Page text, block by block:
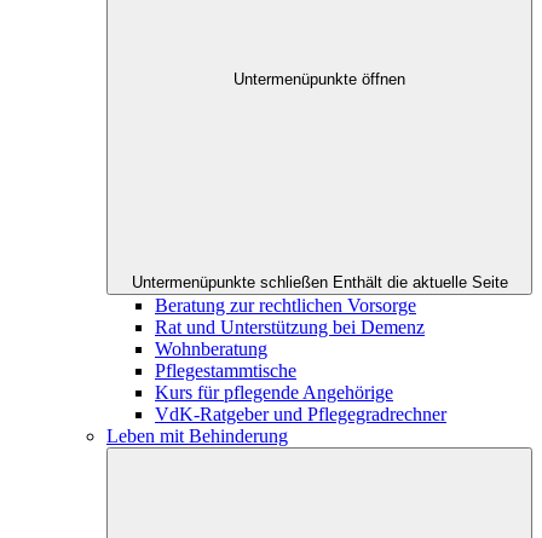
Untermenüpunkte öffnen
Untermenüpunkte schließen Enthält die aktuelle Seite
Beratung zur rechtlichen Vorsorge
Rat und Unterstützung bei Demenz
Wohnberatung
Pflegestammtische
Kurs für pflegende Angehörige
VdK-Ratgeber und Pflegegradrechner
Leben mit Behinderung